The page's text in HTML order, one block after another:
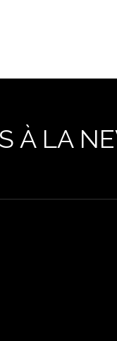
À LA